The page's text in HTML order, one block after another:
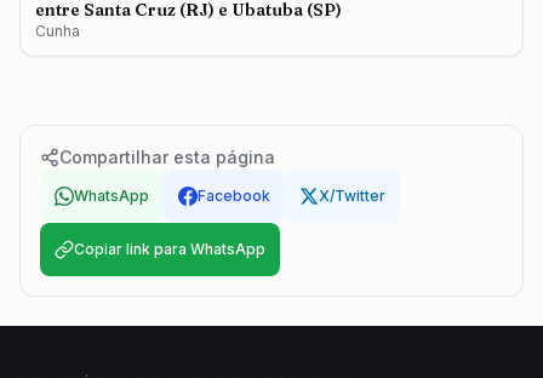
entre Santa Cruz (RJ) e Ubatuba (SP)
Cunha
Compartilhar esta página
WhatsApp Facebook X/Twitter
Copiar link para WhatsApp